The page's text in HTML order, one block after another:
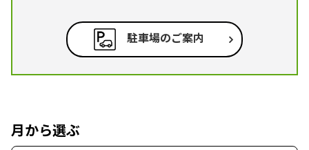
駐車場のご案内
月から選ぶ